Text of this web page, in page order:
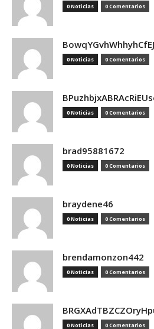
0 Noticias 0 Comentarios
0 Noticias 0 Comentarios
0 Noticias 0 Comentarios
brad95881672
0 Noticias 0 Comentarios
braydene46
0 Noticias 0 Comentarios
brendamonzon442
0 Noticias 0 Comentarios
0 Noticias 0 Comentarios